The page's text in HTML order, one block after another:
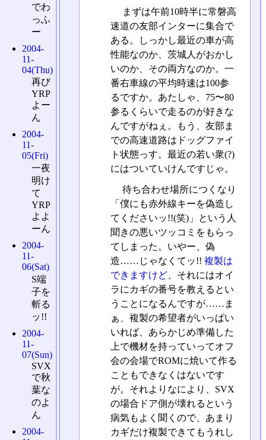
まずは午前10時半に常磐高
速道の友部インターに集合で
ある。しっかし最近の車が高
性能なのか、茨城人がおかし
いのか、その両方なのか。一
番右車線の平均時速は100参
るですか。あたしゃ、75〜80
参るくらいで走るのが好きな
んですがねぇ。もう、友部ま
での高速道路はドッグファイ
ト状態っす。最近の若い衆(?)
にはついていけんですじゃ。
待ち合わせ場所につくなり
「僕にも赤外線キーを偽造し
てくださいッ!!(笑)」という人
聞きの悪いツッコミをもらっ
てしまった。いやー、偽
造……じゃなくてッ!! 複製は
できますけど、それにはオイ
ラにカギの番号を教えるとい
うことになるんですが……ま
ぁ、複製の希望者がいっぱい
いれば、あらかじめ準備した
上で機材を持っていってオフ
会の会場でROMに焼いて作る
こともできなくはないです
が。それよりなにより、SVX
の場合ドア側が壊れるという
病気もよく聞くので、あまり
カギだけ複製できてもうれし
でわ
っふ
ー
2004-
11-
04(Thu)
再び
YRP
よー
ん
2004-
11-
05(Fri)
一夜
明け
て
YRP
よよ
ーん
2004-
11-
06(Sat)
S端
子を
斬る
ッ!!
2004-
11-
07(Sun)
SVX
で秋
葉な
のよ
ん
2004-